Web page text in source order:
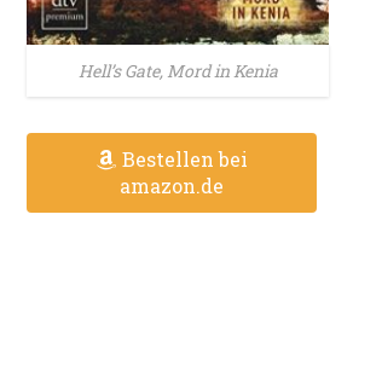
Hell’s Gate, Mord in Kenia
Bestellen bei
amazon.de